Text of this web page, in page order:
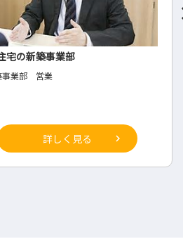
法人での経営コンサルティング
サルティング
詳しく見る